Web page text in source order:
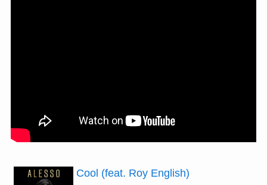
Cool (feat. Roy English)